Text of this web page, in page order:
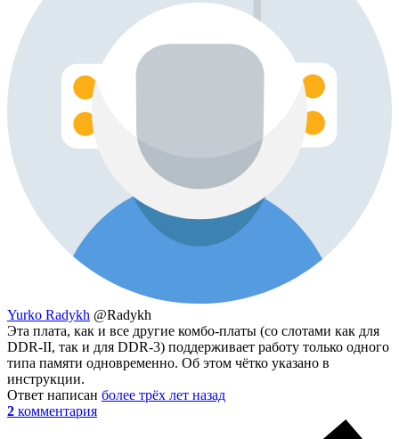
Yurko Radykh @Radykh
Эта плата, как и все другие комбо-платы (со слотами как для
DDR-II, так и для DDR-3) поддерживает работу только одного
типа памяти одновременно. Об этом чётко указано в
инструкции.
Ответ написан более трёх лет назад
2 комментария